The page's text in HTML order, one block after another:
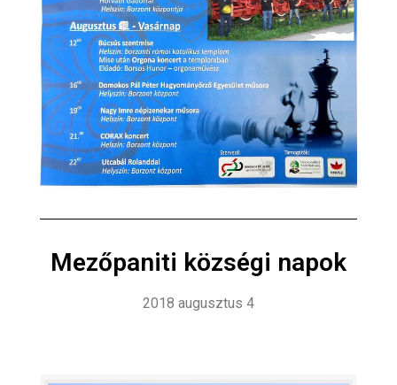
Mezőpaniti községi napok
2018 augusztus 4